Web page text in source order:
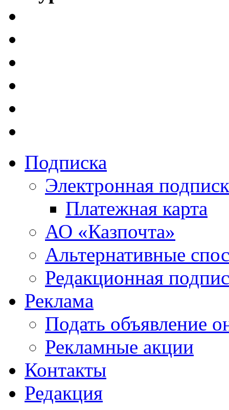
Подписка
Электронная
Платежная карта
АО «Казпочта»
Альтернативные
Редакционная
Реклама
Подать объявление
Рекламные акции
Контакты
Редакция